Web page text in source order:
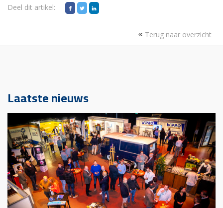
Deel dit artikel:
Terug naar overzicht
Laatste nieuws